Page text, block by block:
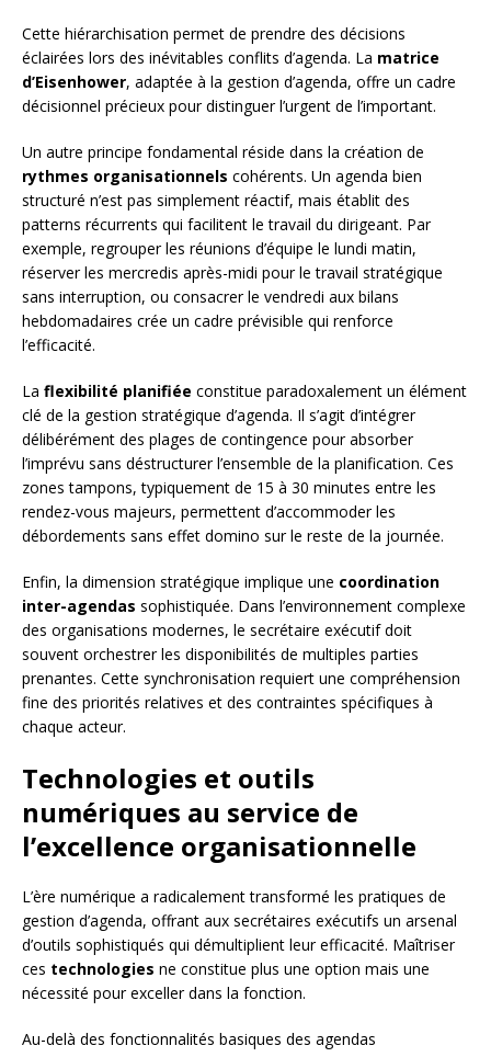
Cette hiérarchisation permet de prendre des décisions
éclairées lors des inévitables conflits d’agenda. La matrice
d’Eisenhower, adaptée à la gestion d’agenda, offre un cadre
décisionnel précieux pour distinguer l’urgent de l’important.
Un autre principe fondamental réside dans la création de
rythmes organisationnels cohérents. Un agenda bien
structuré n’est pas simplement réactif, mais établit des
patterns récurrents qui facilitent le travail du dirigeant. Par
exemple, regrouper les réunions d’équipe le lundi matin,
réserver les mercredis après-midi pour le travail stratégique
sans interruption, ou consacrer le vendredi aux bilans
hebdomadaires crée un cadre prévisible qui renforce
l’efficacité.
La flexibilité planifiée constitue paradoxalement un élément
clé de la gestion stratégique d’agenda. Il s’agit d’intégrer
délibérément des plages de contingence pour absorber
l’imprévu sans déstructurer l’ensemble de la planification. Ces
zones tampons, typiquement de 15 à 30 minutes entre les
rendez-vous majeurs, permettent d’accommoder les
débordements sans effet domino sur le reste de la journée.
Enfin, la dimension stratégique implique une coordination
inter-agendas sophistiquée. Dans l’environnement complexe
des organisations modernes, le secrétaire exécutif doit
souvent orchestrer les disponibilités de multiples parties
prenantes. Cette synchronisation requiert une compréhension
fine des priorités relatives et des contraintes spécifiques à
chaque acteur.
Technologies et outils
numériques au service de
l’excellence organisationnelle
L’ère numérique a radicalement transformé les pratiques de
gestion d’agenda, offrant aux secrétaires exécutifs un arsenal
d’outils sophistiqués qui démultiplient leur efficacité. Maîtriser
ces technologies ne constitue plus une option mais une
nécessité pour exceller dans la fonction.
Au-delà des fonctionnalités basiques des agendas